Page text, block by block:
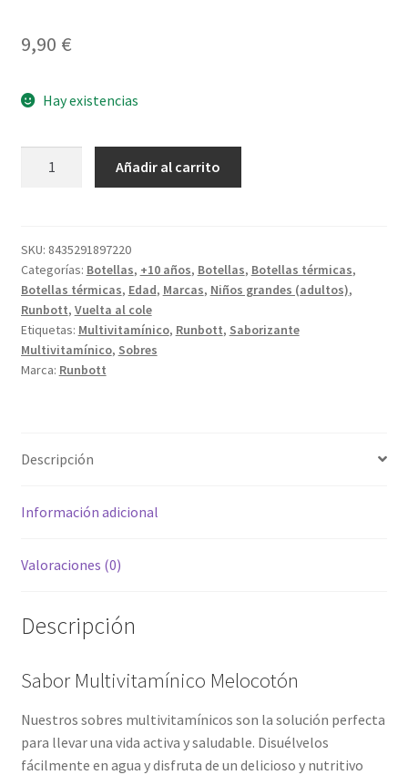
9,90 €
Hay existencias
Añadir al carrito
SKU: 8435291897220
Categorías: Botellas, +10 años, Botellas, Botellas térmicas,
Botellas térmicas, Edad, Marcas, Niños grandes (adultos),
Runbott, Vuelta al cole
Etiquetas: Multivitamínico, Runbott, Saborizante
Multivitamínico, Sobres
Marca: Runbott
Descripción
Información adicional
Valoraciones (0)
Descripción
Sabor Multivitamínico Melocotón
Nuestros sobres multivitamínicos son la solución perfecta
para llevar una vida activa y saludable. Disuélvelos
fácilmente en agua y disfruta de un delicioso y nutritivo